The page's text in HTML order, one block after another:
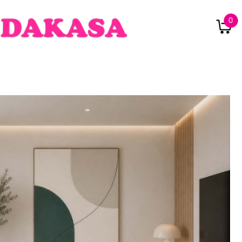
0
Sobre nós
Contatos e moradas
Pagamentos e Envios